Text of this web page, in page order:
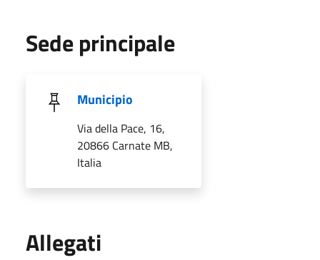
Sede principale
Municipio
Via della Pace, 16,
20866 Carnate MB,
Italia
Allegati